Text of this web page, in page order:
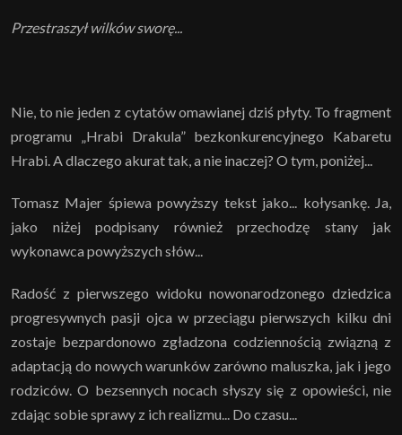
Przestraszył wilków sworę...
Nie, to nie jeden z cytatów omawianej dziś płyty. To fragment
programu „Hrabi Drakula” bezkonkurencyjnego Kabaretu
Hrabi. A dlaczego akurat tak, a nie inaczej? O tym, poniżej...
Tomasz Majer śpiewa powyższy tekst jako... kołysankę. Ja,
jako niżej podpisany również przechodzę stany jak
wykonawca powyższych słów...
Radość z pierwszego widoku nowonarodzonego dziedzica
progresywnych pasji ojca w przeciągu pierwszych kilku dni
zostaje bezpardonowo zgładzona codziennością związną z
adaptacją do nowych warunków zarówno maluszka, jak i jego
rodziców. O bezsennych nocach słyszy się z opowieści, nie
zdając sobie sprawy z ich realizmu... Do czasu...